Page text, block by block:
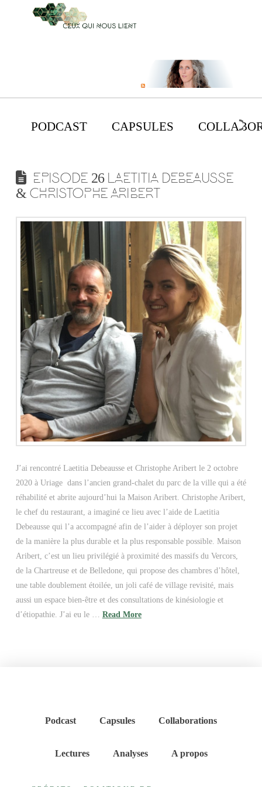
PODCAST CAPSULES
EPISODE 26 LAETITIA DEBEAUSSE
& CHRISTOPHE ARIBERT
J’ai rencontré Laetitia Debeausse et Christophe Aribert le 2 octobre
2020 à Uriage dans l’ancien grand-chalet du parc de la ville qui a été
réhabilité et abrite aujourd’hui la Maison Aribert. Christophe Aribert,
le chef du restaurant, a imaginé ce lieu avec l’aide de Laetitia
Debeausse qui l’a accompagné afin de l’aider à déployer son projet
de la manière la plus durable et la plus responsable possible. Maison
Aribert, c’est un lieu privilégié à proximité des massifs du Vercors,
de la Chartreuse et de Belledone, qui propose des chambres d’hôtel,
une table doublement étoilée, un joli café de village revisité, mais
aussi un espace bien-être et des consultations de kinésiologie et
d’étiopathie. J’ai eu le … Read More
Podcast Capsules Collaborations
Lectures Analyses A propos